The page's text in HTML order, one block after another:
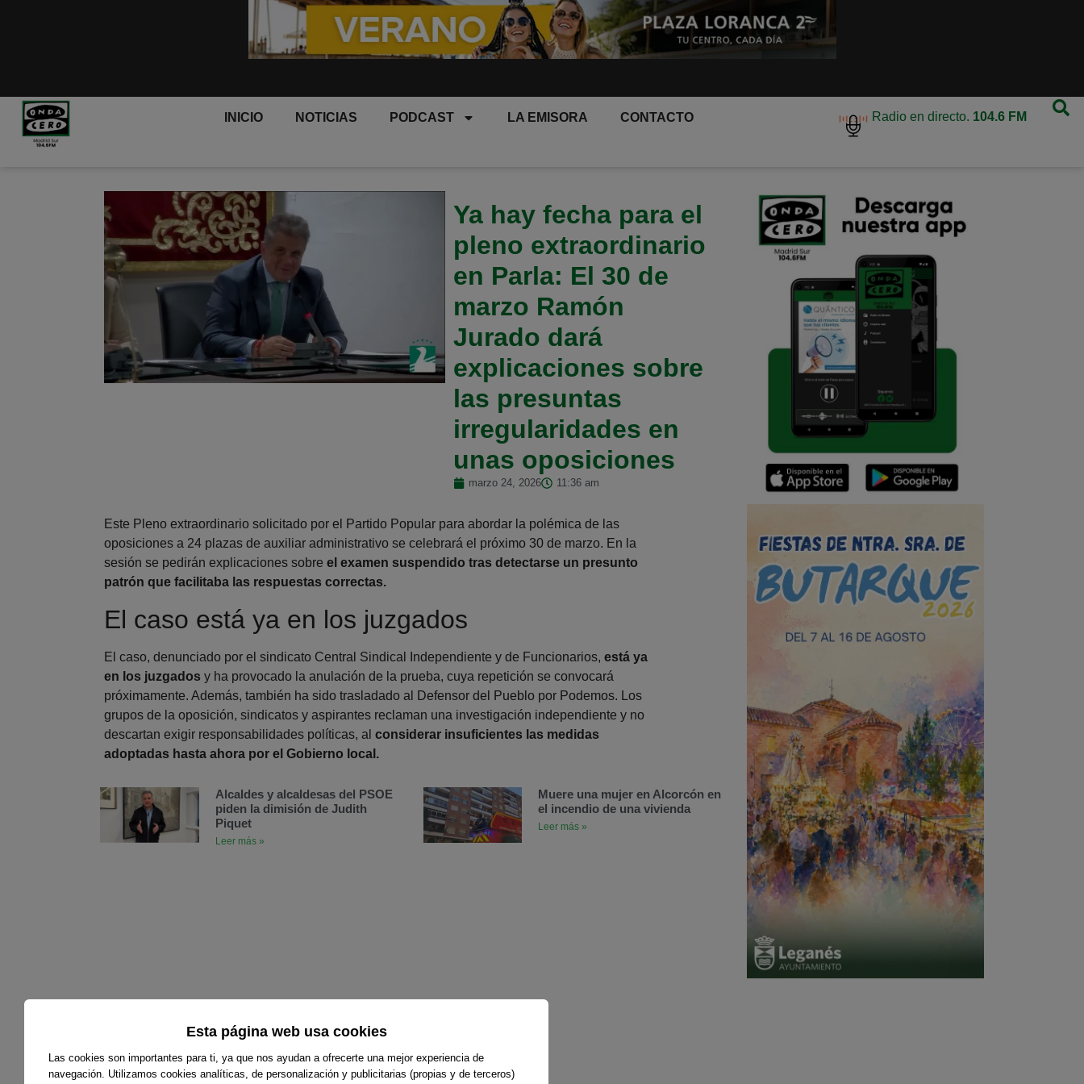
Esta página web usa cookies
Las cookies son importantes para ti, ya que nos ayudan a ofrecerte una mejor experiencia de
navegación. Utilizamos cookies analíticas, de personalización y publicitarias (propias y de terceros)
INICIO NOTICIAS PODCAST LA EMISORA CONTACTO Radio en directo. 104.6 FM
Ya hay fecha para el
pleno extraordinario
en Parla: El 30 de
marzo Ramón
Jurado dará
explicaciones sobre
las presuntas
irregularidades en
unas oposiciones
marzo 24, 2026 11:36 am
Este Pleno extraordinario solicitado por el Partido Popular para abordar la polémica de las
oposiciones a 24 plazas de auxiliar administrativo se celebrará el próximo 30 de marzo. En la
sesión se pedirán explicaciones sobreel examen suspendido tras detectarse un presunto
patrón que facilitaba las respuestas correctas.
El caso está ya en los juzgados
El caso, denunciado por el sindicato Central Sindical Independiente y de Funcionarios, está ya
en los juzgados y ha provocado la anulación de la prueba, cuya repetición se convocará
próximamente. Además, también ha sido trasladado al Defensor del Pueblo por Podemos. Los
grupos de la oposición, sindicatos y aspirantes reclaman una investigación independiente y no
descartan exigir responsabilidades políticas, alconsiderar insuficientes las medidas
adoptadas hasta ahora por el Gobierno local.
Alcaldes y alcaldesas del PSOE
piden la dimisión de Judith
Piquet
Leer más »
Muere una mujer en Alcorcón en
el incendio de una vivienda
Leer más »